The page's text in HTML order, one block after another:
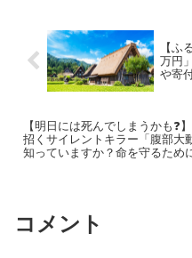
【ふ
万円
や寄
【明日には死んでしまうかも❓
招くサイレントキラー「腹部大
知っていますか？命を守るため
コメント